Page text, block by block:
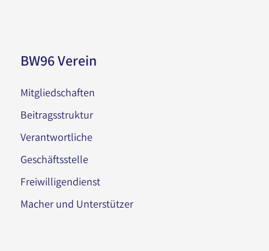
BW96 Verein
Mitgliedschaften
Beitragsstruktur
Verantwortliche
Geschäftsstelle
Freiwilligendienst
Macher und Unterstützer